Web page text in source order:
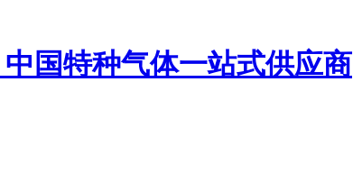
中国特种气体一站式供应商